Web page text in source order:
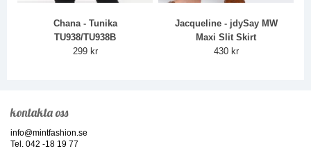
Chana - Tunika
TU938/TU938B
299 kr
Jacqueline - jdySay MW
Maxi Slit Skirt
430 kr
kontakta oss
info@mintfashion.se
Tel. 042 -18 19 77